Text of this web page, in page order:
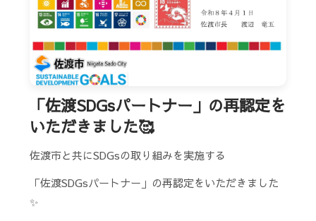
「佐渡SDGsパートナー」の再認定を
いただきました🥰
佐渡市と共にSDGsの取り組みを実施する
「佐渡SDGsパートナー」の再認定をいただきました
✨